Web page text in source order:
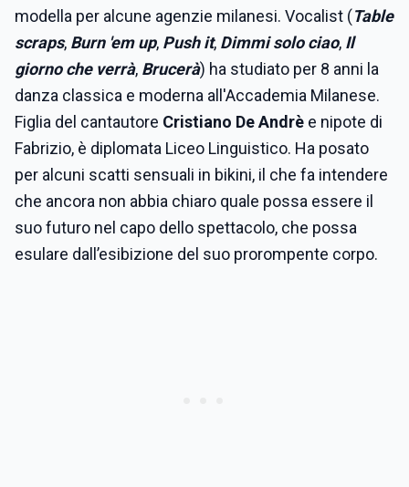
modella per alcune agenzie milanesi. Vocalist (Table
scraps, Burn 'em up, Push it, Dimmi solo ciao, Il
giorno che verrà, Brucerà) ha studiato per 8 anni la
danza classica e moderna all'Accademia Milanese.
Figlia del cantautore Cristiano De Andrè e nipote di
Fabrizio, è diplomata Liceo Linguistico. Ha posato
per alcuni scatti sensuali in bikini, il che fa intendere
che ancora non abbia chiaro quale possa essere il
suo futuro nel capo dello spettacolo, che possa
esulare dall’esibizione del suo prorompente corpo.